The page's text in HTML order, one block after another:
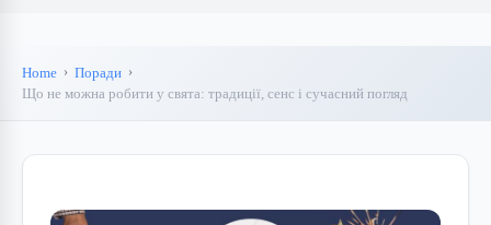
Home
Поради
Що не можна робити у свята: традиції, сенс і сучасний погляд